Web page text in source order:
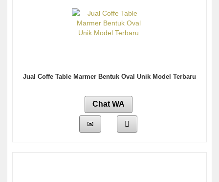
Jual Coffe Table Marmer Bentuk Oval Unik Model Terbaru
Chat WA